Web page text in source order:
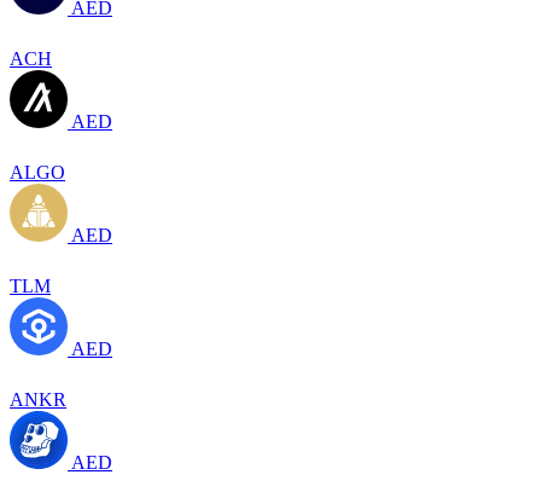
AED
ACH
AED
ALGO
AED
TLM
AED
ANKR
AED